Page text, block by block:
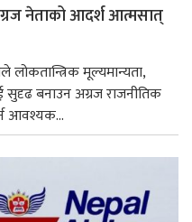
नेताको आदर्श आत्मसात्
लोकतान्त्रिक मूल्यमान्यता,
सुदृढ बनाउन अग्रज राजनीतिक
आवश्यक...